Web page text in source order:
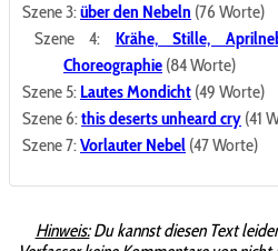
Szene 3:über den Nebeln (76 Worte)
Szene 4: Krähe, Stille,
Choreographie (84 Worte)
Szene 5: Lautes Mondicht (49 Worte)
Szene 6:this deserts unheard cry (41
Szene 7:Vorlauter Nebel (47 Worte)
Hinweis:Du kannst diesen Text